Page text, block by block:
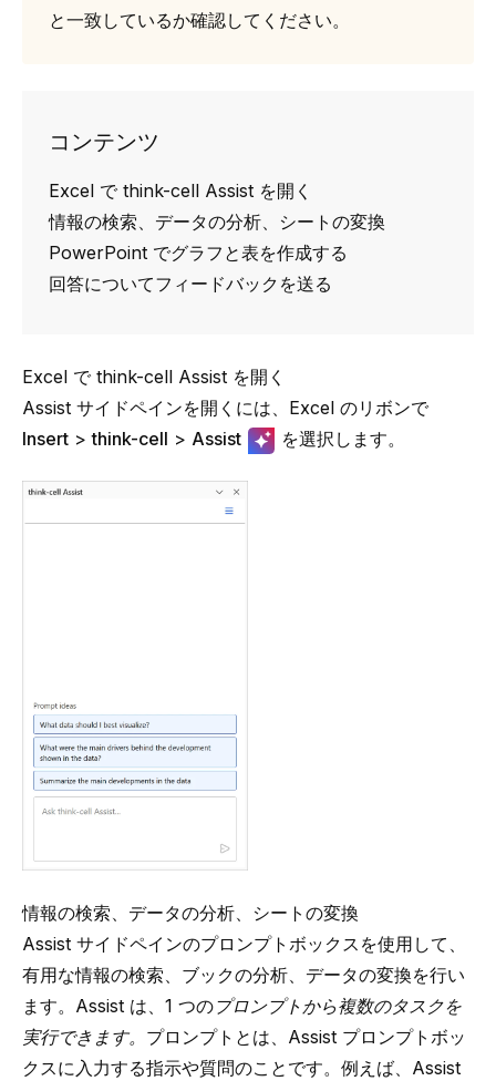
と一致しているか確認してください。
コンテンツ
Excel で think-cell Assist を開く
情報の検索、データの分析、シートの変換
PowerPoint でグラフと表を作成する
回答についてフィードバックを送る
Excel で think-cell Assist を開く
Assist サイドペインを開くには、Excel のリボンで
Insert >think-cell > Assist を選択します。
情報の検索、データの分析、シートの変換
Assist サイドペインのプロンプトボックスを使用して、
有用な情報の検索、ブックの分析、データの変換を行い
ます。Assist は、1 つのプロンプトから複数のタスクを
実行できます。 プロンプトとは、Assist プロンプトボッ
クスに入力する指示や質問のことです。例えば、Assist